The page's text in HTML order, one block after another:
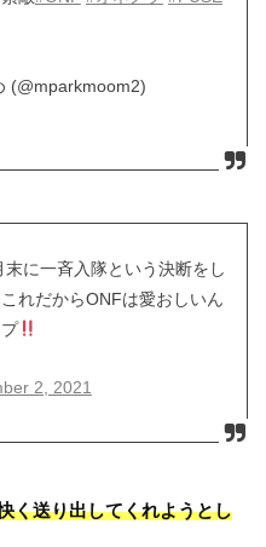
(@mparkmoom2)
に一斉入隊という決断をし
れだからONFは愛おしいん
2, 2021
く送り出してくれようとし